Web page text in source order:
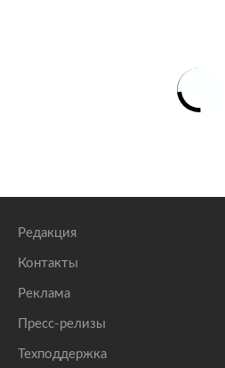
Редакция
Контакты
Реклама
Пресс-релизы
Техподдержка